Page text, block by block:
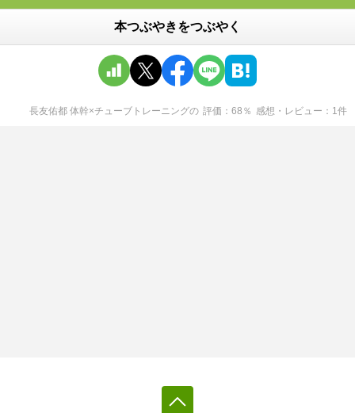
本つぶやきをつぶやく
長友佑都 体幹×チューブトレーニングの 評価 68 ％ 感想・レビュー 1 件